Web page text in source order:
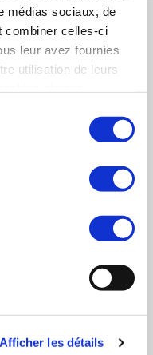
médias sociaux, de
combiner celles-ci
leur avez fournies
utilisation de leurs
Afficher les détails
la société
de la société
ATLANTIQUE
(78) à la société
le
la société